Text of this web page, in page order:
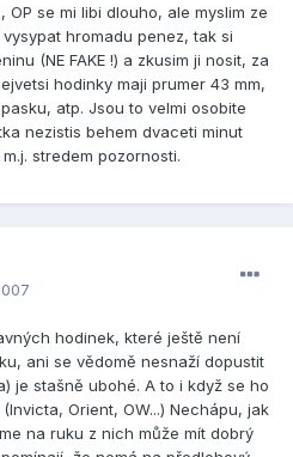
OP se mi libi dlouho, ale myslim ze
hromadu penez, tak si
(NE FAKE !) a zkusim ji nosit, za
hodinky maji prumer 43 mm,
atp. Jsou to velmi osobite
nezistis behem dvaceti minut
stredem pozornosti.
hodinek, které ještě není
ani se vědomě nesnaží dopustit
je stašně ubohé. A to i když se ho
Orient, OW...) Nechápu, jak
na ruku z nich může mít dobrý